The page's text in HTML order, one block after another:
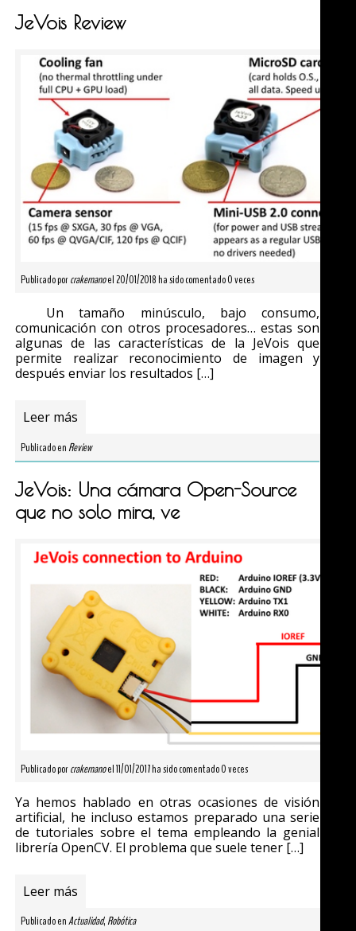
JeVois Review
Publicado porcrakernanoel 20/01/2018 ha sido comentado 0 veces
Un tamaño minúsculo, bajo consumo,
comunicación con otros procesadores… estas son
algunas de las características de la JeVois que
permite realizar reconocimiento de imagen y
después enviar los resultados […]
Leer más
Publicado en Review
JeVois: Una cámara Open-Source
que no solo mira, ve
Publicado porcrakernanoel 11/01/2017 ha sido comentado 0 veces
Ya hemos hablado en otras ocasiones de visión
artificial, he incluso estamos preparado una serie
de tutoriales sobre el tema empleando la genial
librería OpenCV. El problema que suele tener […]
Leer más
Publicado enActualidad, Robótica